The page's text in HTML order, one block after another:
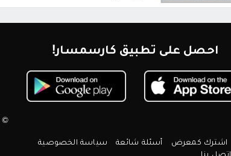
احصل على تطبيق كارسمسار!
اشترك كمعرض أسئلة شائعة
سياسة الخصوصية
إتصل بنا
© 2026 كارسمسار. جميع